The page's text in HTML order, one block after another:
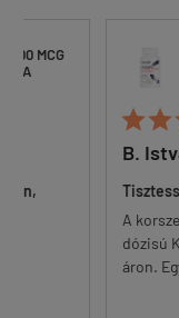
MCG

B. István
A
dózisú
áron.